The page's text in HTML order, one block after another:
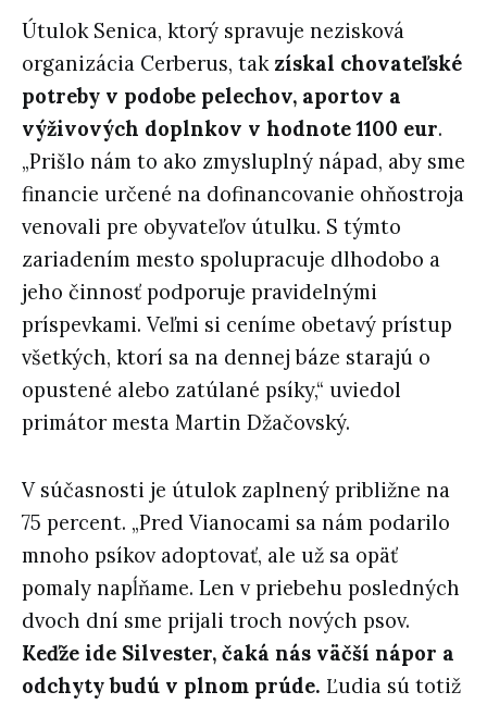
Útulok Senica, ktorý spravuje nezisková
organizácia Cerberus, tak získal chovateľské
potreby v podobe pelechov, aportov a
výživových doplnkov v hodnote 1100 eur.
„Prišlo nám to ako zmysluplný nápad, aby sme
financie určené na dofinancovanie ohňostroja
venovali pre obyvateľov útulku. S týmto
zariadením mesto spolupracuje dlhodobo a
jeho činnosť podporuje pravidelnými
príspevkami. Veľmi si ceníme obetavý prístup
všetkých, ktorí sa na dennej báze starajú o
opustené alebo zatúlané psíky,“ uviedol
primátor mesta Martin Džačovský.
V súčasnosti je útulok zaplnený približne na
75 percent. „Pred Vianocami sa nám podarilo
mnoho psíkov adoptovať, ale už sa opäť
pomaly napĺňame. Len v priebehu posledných
dvoch dní sme prijali troch nových psov.
Keďže ide Silvester, čaká nás väčší nápor a
odchyty budú v plnom prúde. Ľudia sú totiž